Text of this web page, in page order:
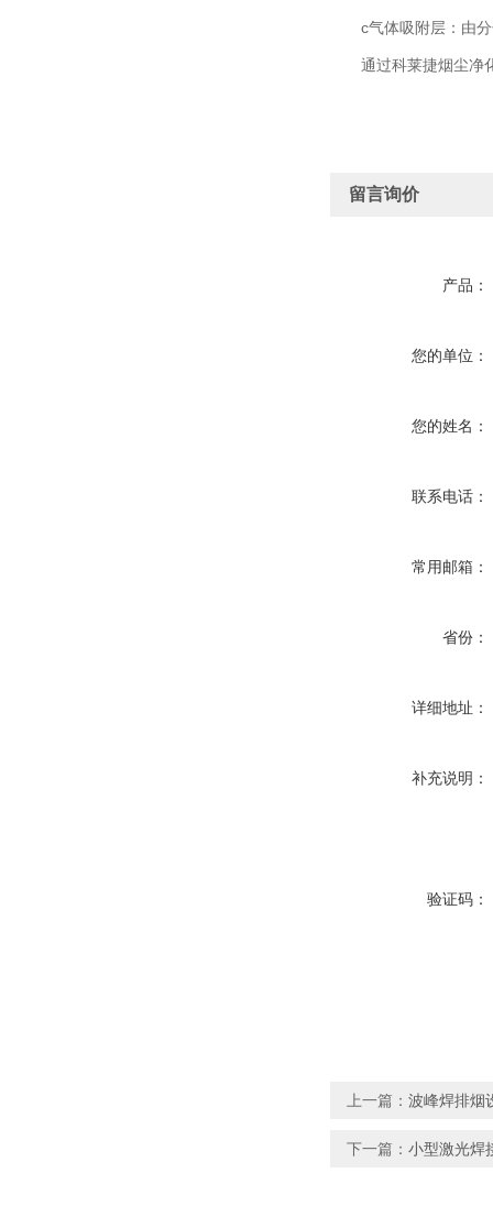
c气体吸附层：由分
通过科莱捷烟尘净化
留言询价
产品：
您的单位：
您的姓名：
联系电话：
常用邮箱：
省份：
详细地址：
补充说明：
验证码：
上一篇： 波峰焊排烟
下一篇： 小型激光焊